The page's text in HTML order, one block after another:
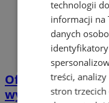
Oficjalne wyniki
wygrywa Rafał
technologii
informacji na
danych
treści,
stron trzecich